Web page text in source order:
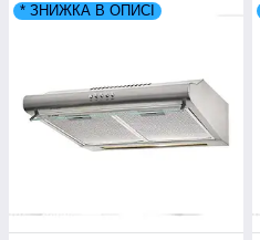
* ЗНИЖКА В ОПИСІ